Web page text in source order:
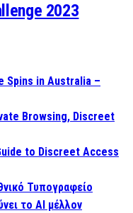
2023
Spins in Australia –
Browsing, Discreet
to Discreet Access
Τυπογραφείο
το AI μέλλον